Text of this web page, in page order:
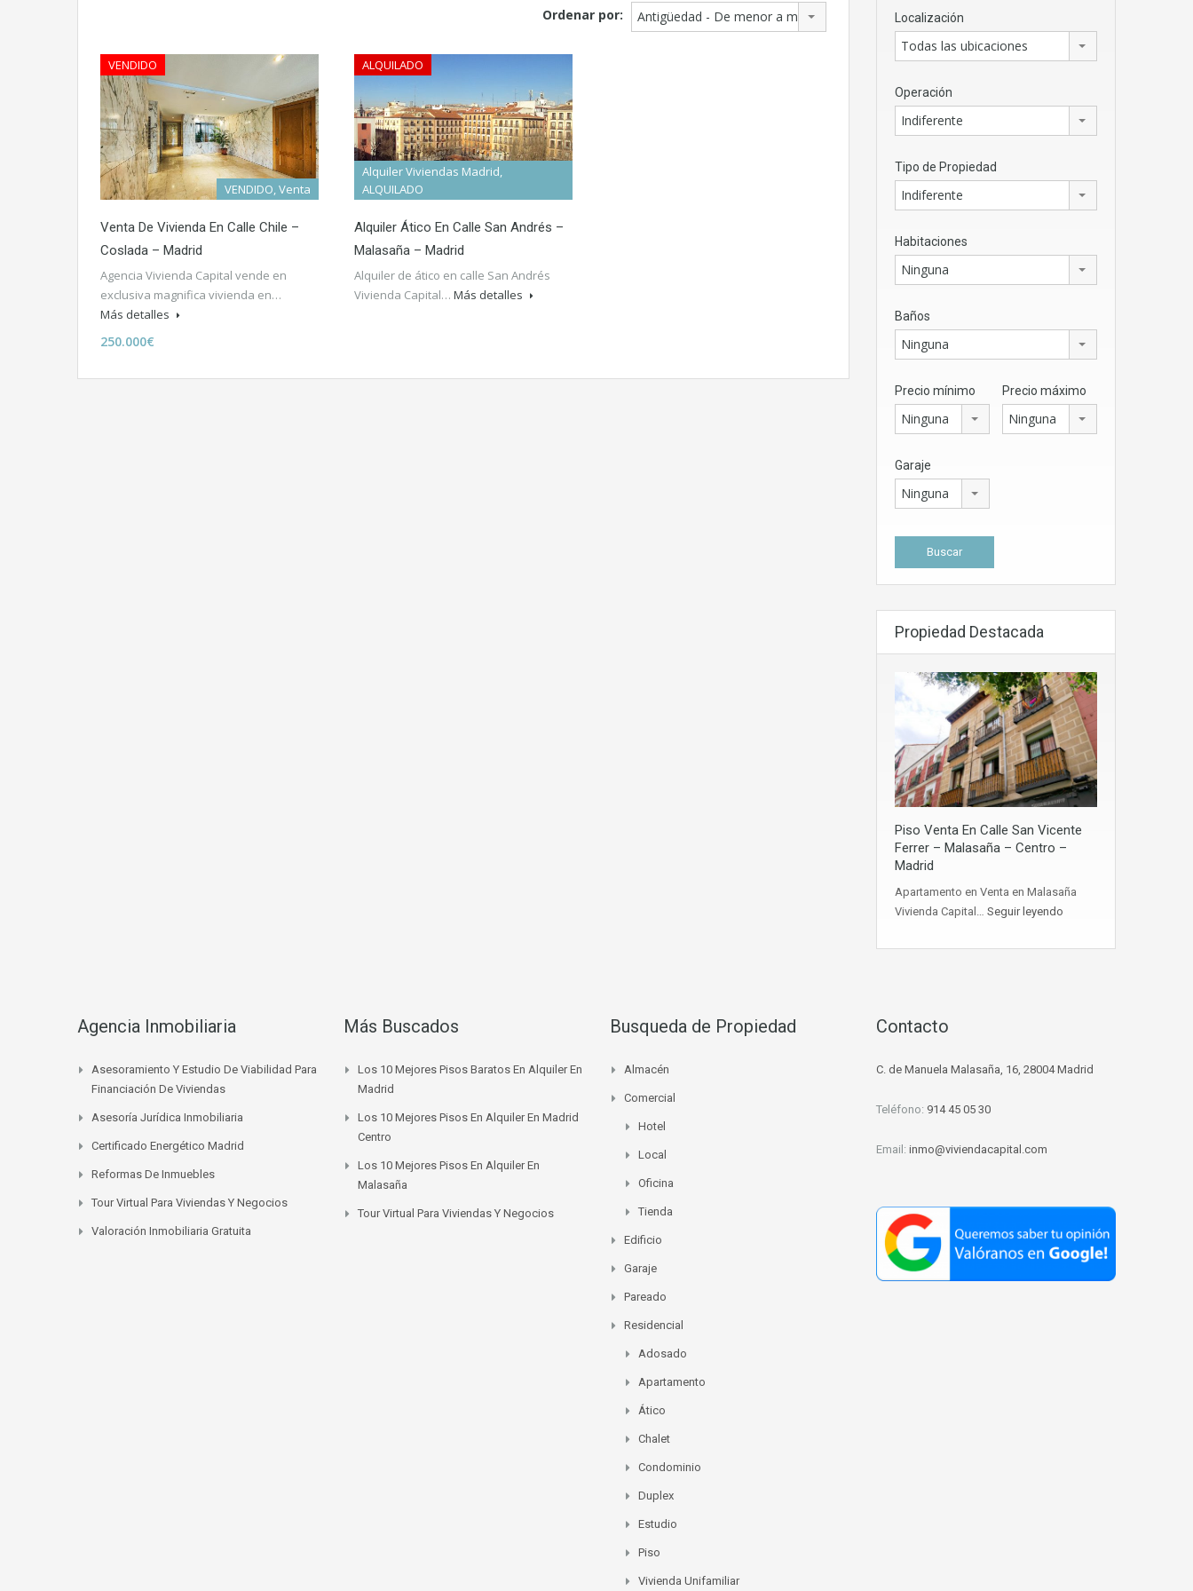
Ordenar por: Antigüedad - De menor a mayor
VENDIDO
VENDIDO, Venta
Venta De Vivienda En Calle Chile –
Coslada – Madrid
Agencia Vivienda Capital vende en
exclusiva magnifica vivienda en…
Más detalles
250.000€
ALQUILADO
Alquiler Viviendas Madrid,
ALQUILADO
Alquiler Ático En Calle San Andrés –
Malasaña – Madrid
Alquiler de ático en calle San Andrés
Vivienda Capital… Más detalles
Localización
Todas las ubicaciones
Operación
Indiferente
Tipo de Propiedad
Indiferente
Habitaciones
Ninguna
Baños
Ninguna
Precio mínimo
Ninguna
Precio máximo
Ninguna
Garaje
Ninguna
Propiedad Destacada
Piso Venta En Calle San Vicente
Ferrer – Malasaña – Centro –
Madrid
Apartamento en Venta en Malasaña
Vivienda Capital… Seguir leyendo
Agencia Inmobiliaria
Asesoramiento Y Estudio De Viabilidad Para
Financiación De Viviendas
Asesoría Jurídica Inmobiliaria
Certificado Energético Madrid
Reformas De Inmuebles
Tour Virtual Para Viviendas Y Negocios
Valoración Inmobiliaria Gratuita
Más Buscados
Los 10 Mejores Pisos Baratos En Alquiler En
Madrid
Los 10 Mejores Pisos En Alquiler En Madrid
Centro
Los 10 Mejores Pisos En Alquiler En
Malasaña
Tour Virtual Para Viviendas Y Negocios
Busqueda de Propiedad
Almacén
Comercial
Hotel
Local
Oficina
Tienda
Edificio
Garaje
Pareado
Residencial
Adosado
Apartamento
Ático
Chalet
Condominio
Duplex
Estudio
Piso
Vivienda Unifamiliar
Contacto
C. de Manuela Malasaña, 16, 28004 Madrid
Teléfono: 914 45 05 30
Email: inmo@viviendacapital.com